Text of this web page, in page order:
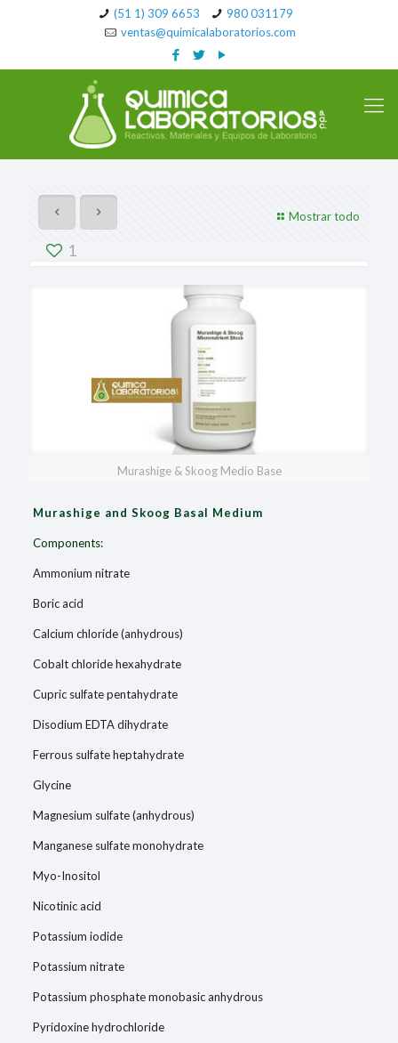
(51 1) 309 6653
980 031179
ventas@quimicalaboratorios.com
Mostrar todo
1
Murashige & Skoog Medio Base
Murashige and Skoog Basal Medium
Components:
Ammonium nitrate
Boric acid
Calcium chloride (anhydrous)
Cobalt chloride hexahydrate
Cupric sulfate pentahydrate
Disodium EDTA dihydrate
Ferrous sulfate heptahydrate
Glycine
Magnesium sulfate (anhydrous)
Manganese sulfate monohydrate
Myo-Inositol
Nicotinic acid
Potassium iodide
Potassium nitrate
Potassium phosphate monobasic anhydrous
Pyridoxine hydrochloride